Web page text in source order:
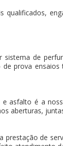
qualificados,
sistema de
de prova
asfalto é a
aberturas,
prestação de